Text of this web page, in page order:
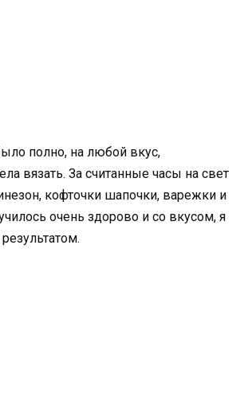
полно, на любой вкус,
вязать. За считанные часы на свет
кофточки шапочки, варежки и
очень здорово и со вкусом, я